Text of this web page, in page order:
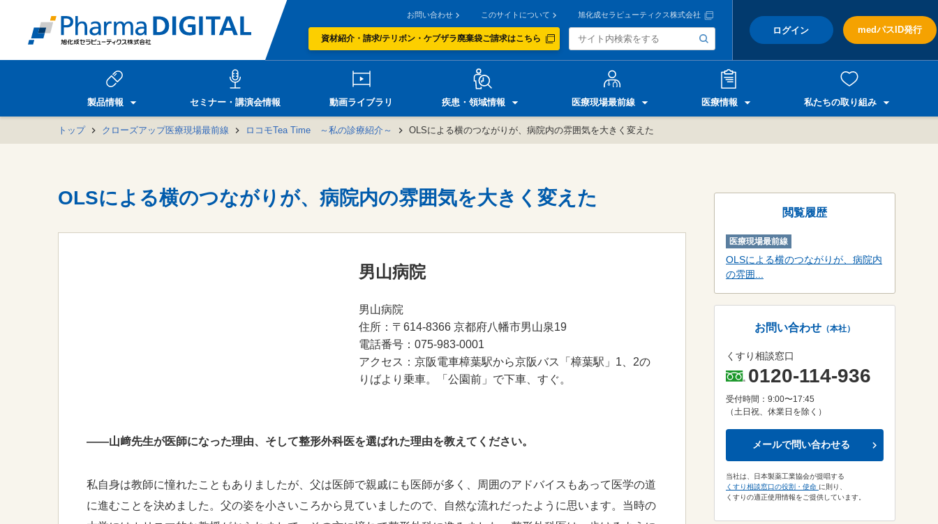
お問い合わせ このサイトについて 旭化成セラピューティクス株式会社
資材紹介・請求/テリボン・ケブザラ廃棄袋ご請求はこちら
ログイン medパスID発行
製品情報 セミナー・講演会情報 動画ライブラリ 疾患・領域情報 医療現場最前線 医療情報 私たちの取り組み
トップ クローズアップ医療現場最前線 ロコモTea Time ～私の診療紹介～ OLSによる横のつながりが、病院内の雰囲気を大きく変えた
OLSによる横のつながりが、病院内の雰囲気を大きく変えた
男山病院
男山病院
住所：〒614-8366 京都府八幡市男山泉19
電話番号：075-983-0001
アクセス：京阪電車樟葉駅から京阪バス「樟葉駅」1、2の
りばより乗車。「公園前」で下車、すぐ。
――山﨑先生が医師になった理由、そして整形外科医を選ばれた理由を教えてください。
私自身は教師に憧れたこともありましたが、父は医師で親戚にも医師が多く、周囲のアドバイスもあって医学の道
に進むことを決めました。父の姿を小さいころから見ていましたので、自然な流れだったように思います。当時の
閲覧履歴
医療現場最前線
OLSによる横のつながりが、病院内
の雰囲...
お問い合わせ （本社）
くすり相談窓口
0120-114-936
受付時間：9:00〜17:45
（土日祝、休業日を除く）
メールで問い合わせる
当社は、日本製薬工業協会が提唱する
くすり相談窓口の役割・使命 に則り、
くすりの適正使用情報をご提供しています。